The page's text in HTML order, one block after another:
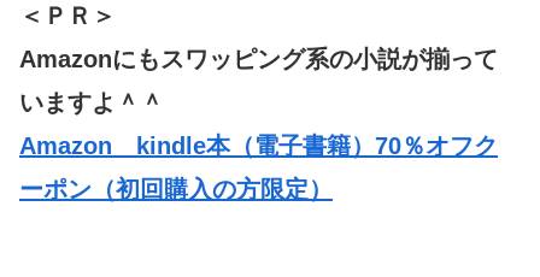
＜ＰＲ＞
Amazonにもスワッピング系の小説が揃って
いますよ＾＾
Amazon kindle本（電子書籍）70％オフク
ーポン（初回購入の方限定）